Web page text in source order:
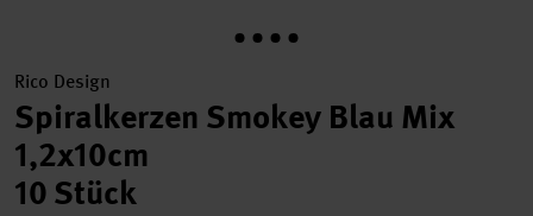
Rico Design
Spiralkerzen Smokey Blau Mix
1,2x10cm
10 Stück